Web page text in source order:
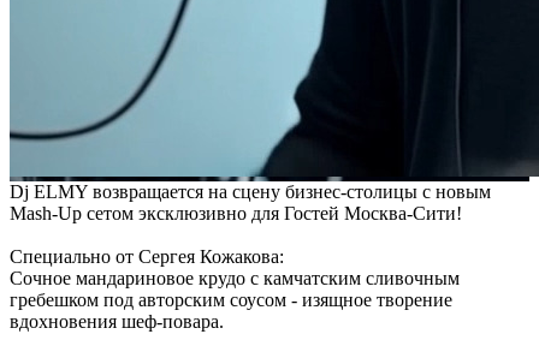
Dj ELMY возвращается на сцену бизнес-столицы с новым
Mash-Up сетом эксклюзивно для Гостей Москва-Сити!
Специально от Сергея Кожакова:
Сочное мандариновое крудо с камчатским сливочным
гребешком под авторским соусом - изящное творение
вдохновения шеф-повара.